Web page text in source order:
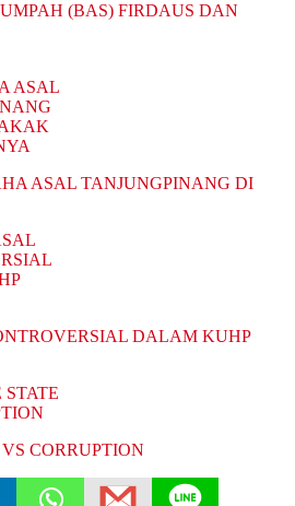
(BAS) FIRDAUS DAN
ASAL TANJUNGPINANG DI
DALAM KUHP
CORRUPTION